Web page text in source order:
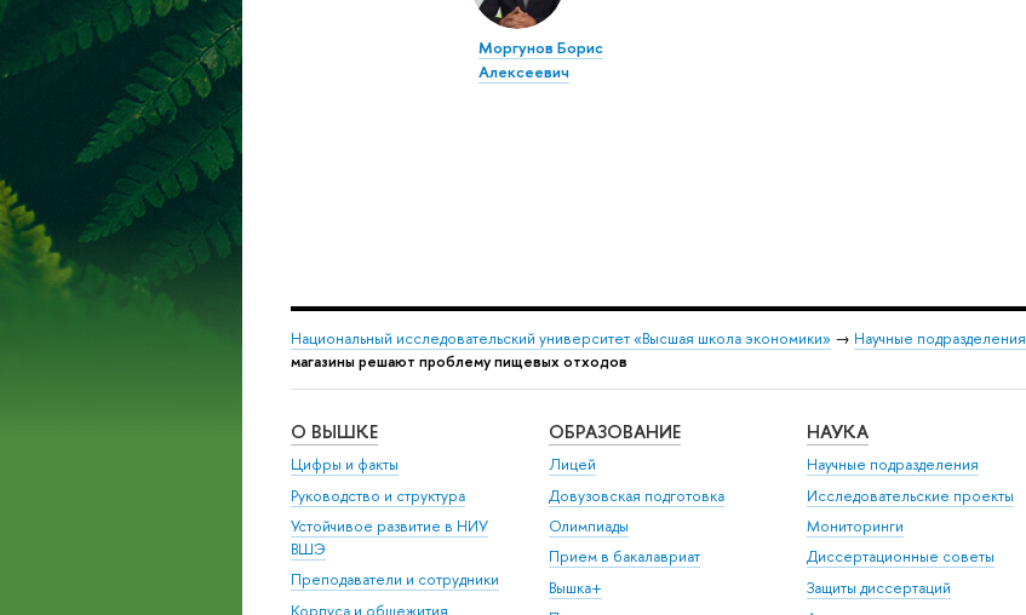
Моргунов Борис
Алексеевич
Национальный исследовательский университет «Высшая школа экономики» → Научные подразделения
магазины решают проблему пищевых отходов
О ВЫШКЕ
Цифры и факты
Руководство и структура
Устойчивое развитие в НИУ
ВШЭ
Преподаватели и сотрудники
Корпуса и общежития
ОБРАЗОВАНИЕ
Лицей
Довузовская подготовка
Олимпиады
Прием в бакалавриат
Вышка+
НАУКА
Научные подразделения
Исследовательские проекты
Мониторинги
Диссертационные советы
Защиты диссертаций